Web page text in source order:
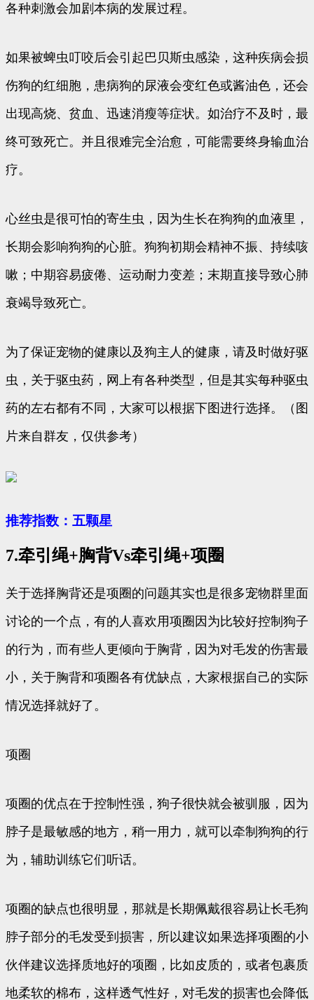
各种刺激会加剧本病的发展过程。
如果被蜱虫叮咬后会引起巴贝斯虫感染，这种疾病会损
伤狗的红细胞，患病狗的尿液会变红色或酱油色，还会
出现高烧、贫血、迅速消瘦等症状。如治疗不及时，最
终可致死亡。并且很难完全治愈，可能需要终身输血治
疗。
心丝虫是很可怕的寄生虫，因为生长在狗狗的血液里，
长期会影响狗狗的心脏。狗狗初期会精神不振、持续咳
嗽；中期容易疲倦、运动耐力变差；末期直接导致心肺
衰竭导致死亡。
为了保证宠物的健康以及狗主人的健康，请及时做好驱
虫，关于驱虫药，网上有各种类型，但是其实每种驱虫
药的左右都有不同，大家可以根据下图进行选择。（图
片来自群友，仅供参考）
推荐指数：五颗星
7.牵引绳+胸背Vs牵引绳+项圈
关于选择胸背还是项圈的问题其实也是很多宠物群里面
讨论的一个点，有的人喜欢用项圈因为比较好控制狗子
的行为，而有些人更倾向于胸背，因为对毛发的伤害最
小，关于胸背和项圈各有优缺点，大家根据自己的实际
情况选择就好了。
项圈
项圈的优点在于控制性强，狗子很快就会被驯服，因为
脖子是最敏感的地方，稍一用力，就可以牵制狗狗的行
为，辅助训练它们听话。
项圈的缺点也很明显，那就是长期佩戴很容易让长毛狗
脖子部分的毛发受到损害，所以建议如果选择项圈的小
伙伴建议选择质地好的项圈，比如皮质的，或者包裹质
地柔软的棉布，这样透气性好，对毛发的损害也会降低